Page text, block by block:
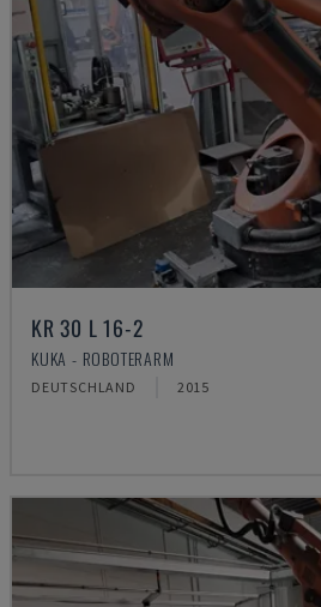
KR 30 L 16-2
KUKA - ROBOTERARM
DEUTSCHLAND 2015